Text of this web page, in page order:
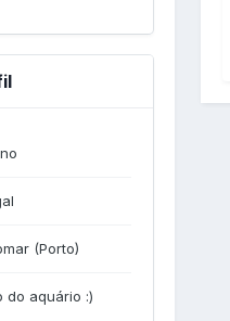
(Porto)
do aquário :)